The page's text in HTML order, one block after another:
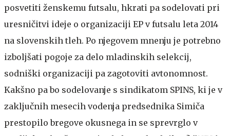
posvetiti ženskemu futsalu, hkrati pa sodelovati pri
uresničitvi ideje o organizaciji EP v futsalu leta 2014
na slovenskih tleh. Po njegovem mnenju je potrebno
izboljšati pogoje za delo mladinskih selekcij,
sodniški organizaciji pa zagotoviti avtonomnost.
Kakšno pa bo sodelovanje s sindikatom SPINS, ki je v
zaključnih mesecih vodenja predsednika Simiča
prestopilo bregove okusnega in se sprevrglo v